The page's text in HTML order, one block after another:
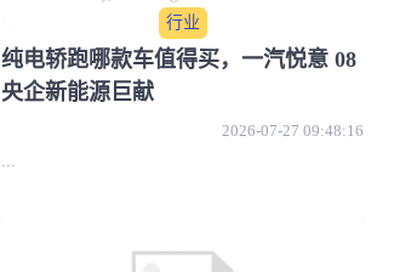
行业
纯电轿跑哪款车值得买，一汽悦意 08
央企新能源巨献
2026-07-27 09:48:16
...